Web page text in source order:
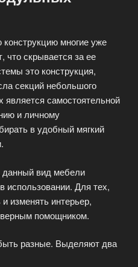
многие уже
что скрывается за ее
это конструкция,
секций небольшого
является самостоятельной
и личному
в удобный мягкий
данный вид мебели
использовании. Для тех,
изменять интерьер,
помощником.
разные. Выделяют два